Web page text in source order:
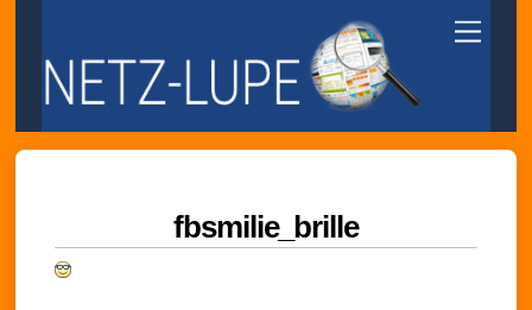
content
Menu
fbsmilie_brille